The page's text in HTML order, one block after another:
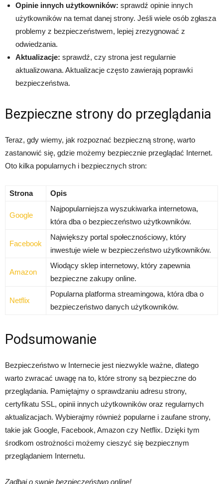
Opinie innych użytkowników: sprawdź opinie innych
użytkowników na temat danej strony. Jeśli wiele osób zgłasza
problemy z bezpieczeństwem, lepiej zrezygnować z
odwiedzania.
Aktualizacje: sprawdź, czy strona jest regularnie
aktualizowana. Aktualizacje często zawierają poprawki
bezpieczeństwa.
Bezpieczne strony do przeglądania
Teraz, gdy wiemy, jak rozpoznać bezpieczną stronę, warto
zastanowić się, gdzie możemy bezpiecznie przeglądać Internet.
Oto kilka popularnych i bezpiecznych stron:
Strona Opis
Google
Najpopularniejsza wyszukiwarka internetowa,
która dba o bezpieczeństwo użytkowników.
Facebook
Największy portal społecznościowy, który
inwestuje wiele w bezpieczeństwo użytkowników.
Amazon
Wiodący sklep internetowy, który zapewnia
bezpieczne zakupy online.
Netflix
Popularna platforma streamingowa, która dba o
bezpieczeństwo danych użytkowników.
Podsumowanie
Bezpieczeństwo w Internecie jest niezwykle ważne, dlatego
warto zwracać uwagę na to, które strony są bezpieczne do
przeglądania. Pamiętajmy o sprawdzaniu adresu strony,
certyfikatu SSL, opinii innych użytkowników oraz regularnych
aktualizacjach. Wybierajmy również popularne i zaufane strony,
takie jak Google, Facebook, Amazon czy Netflix. Dzięki tym
środkom ostrożności możemy cieszyć się bezpiecznym
przeglądaniem Internetu.
Zadbaj o swoje bezpieczeństwo online!